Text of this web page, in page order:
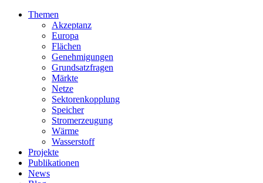
Themen
Akzeptanz
Europa
Flächen
Genehmigungen
Grundsatzfragen
Märkte
Netze
Sektorenkopplung
Speicher
Stromerzeugung
Wärme
Wasserstoff
Projekte
Publikationen
News